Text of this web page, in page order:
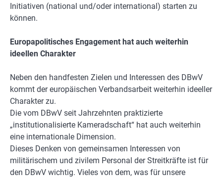
Initiativen (national und/oder international) starten zu
können.
Europapolitisches Engagement hat auch weiterhin
ideellen Charakter
Neben den handfesten Zielen und Interessen des DBwV
kommt der europäischen Verbandsarbeit weiterhin ideeller
Charakter zu.
Die vom DBwV seit Jahrzehnten praktizierte
„institutionalisierte Kameradschaft“ hat auch weiterhin
eine internationale Dimension.
Dieses Denken von gemeinsamen Interessen von
militärischem und zivilem Personal der Streitkräfte ist für
den DBwV wichtig. Vieles von dem, was für unsere